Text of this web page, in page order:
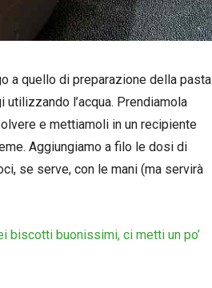
a quello di preparazione della pasta
l’acqua. Prendiamola
e mettiamoli in un recipiente
Aggiungiamo a filo le dosi di
se serve, con le mani (ma servirà
biscotti buonissimi, ci metti un po’